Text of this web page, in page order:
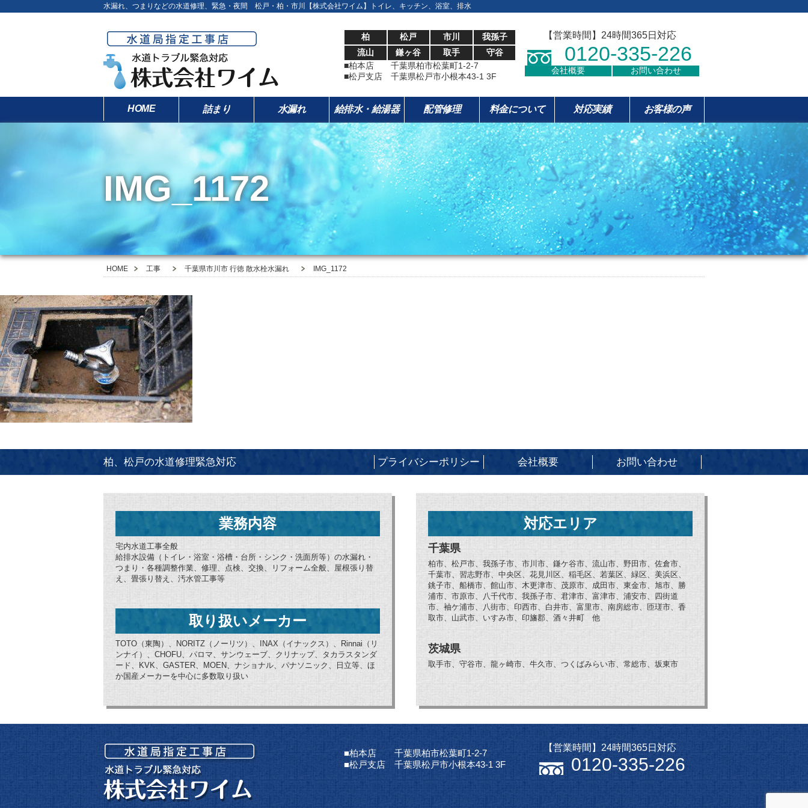
水漏れ、つまりなどの水道修理、緊急・夜間 松戸・柏・市川【株式会社ワイム】トイレ、キッチン、浴室、排水
柏 松戸 市川
我孫子
流山
鎌ヶ谷 取手
守谷
■柏本店 千葉県柏市松葉町1-2-7
■松戸支店 千葉県松戸市小根本43-1 3F
【営業時間】24時間365日対応
0120-335-226
会社概要 お問い合わせ
HOME 詰まり 水漏れ 給排水・給湯器 配管修理 料金について 対応実績 お客様の声
IMG_1172
HOME 工事 千葉県市川市 行徳 散水栓水漏れ IMG_1172
柏、松戸の水道修理緊急対応 プライバシーポリシー 会社概要 お問い合わせ
業務内容
宅内水道工事全般
給排水設備（トイレ・浴室・浴槽・台所・シンク・洗面所等）の水漏れ・
つまり・各種調整作業、修理、点検、交換、リフォーム全般、屋根張り替
え、畳張り替え、汚水管工事等
取り扱いメーカー
TOTO（東陶）、NORITZ（ノーリツ）、INAX（イナックス）、Rinnai（リ
ンナイ）、CHOFU、パロマ、サンウェーブ、クリナップ、タカラスタンダ
ード、KVK、GASTER、MOEN、ナショナル、パナソニック、日立等、ほ
か国産メーカーを中心に多数取り扱い
対応エリア
千葉県
柏市、松戸市、我孫子市、市川市、鎌ケ谷市、流山市、野田市、佐倉市、
千葉市、習志野市、中央区、花見川区、稲毛区、若葉区、緑区、美浜区、
銚子市、船橋市、館山市、木更津市、茂原市、成田市、東金市、旭市、勝
浦市、市原市、八千代市、我孫子市、君津市、富津市、浦安市、四街道
市、袖ケ浦市、八街市、印西市、白井市、富里市、南房総市、匝瑳市、香
取市、山武市、いすみ市、印旛郡、酒々井町 他
茨城県
取手市、守谷市、龍ヶ崎市、牛久市、つくばみらい市、常総市、坂東市
■柏本店 千葉県柏市松葉町1-2-7
■松戸支店 千葉県松戸市小根本43-1 3F
【営業時間】24時間365日対応
0120-335-226